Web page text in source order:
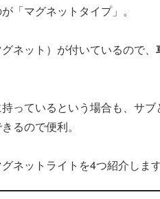
「マグネットタイプ」。
ネット）が付いているので、
っているという場合も、サ
るので便利。
ネットライトを4つ紹介しま